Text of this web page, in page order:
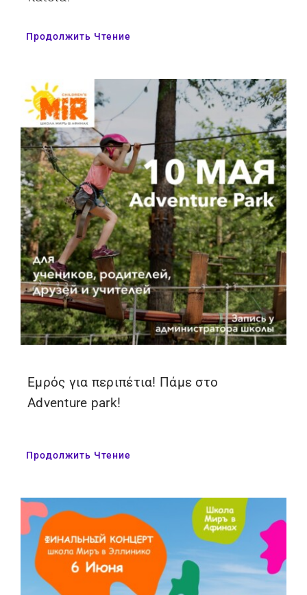
Продолжить Чтение
Εμρός για περιπέτια! Πάμε στο
Adventure park!
Продолжить Чтение